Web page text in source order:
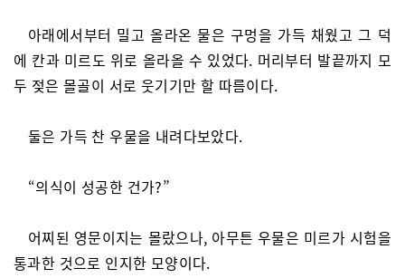
아래에서부터 밀고 올라온 물은 구멍을 가득 채웠고 그 덕
에 칸과 미르도 위로 올라올 수 있었다. 머리부터 발끝까지 모
두 젖은 몰골이 서로 웃기기만 할 따름이다.
둘은 가득 찬 우물을 내려다보았다.
“의식이 성공한 건가?”
어찌된 영문이지는 몰랐으나, 아무튼 우물은 미르가 시험을
통과한 것으로 인지한 모양이다.